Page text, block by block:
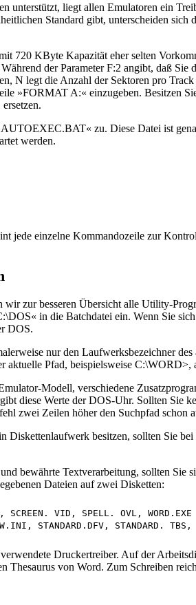
unterstützt, liegt allen Emulatoren ein
Standard gibt, unterscheiden
720 KByte Kapazität eher selten
der Parameter F:2 angibt, daß
N legt die Anzahl der Sektoren pro
»FORMAT A:« einzugeben. Besitzen
zu. Diese Datei ist
werden.
jede einzelne Kommandozeile zur
zur besseren Übersicht alle Utility-
in die Batchdatei ein. Wenn Sie
DOS.
nur den Laufwerksbezeichner
aktuelle Pfad, beispielsweise C:\WORD>,
Modell, verschiedene
diese Werte der DOS-Uhr. Sollten Sie
zwei Zeilen höher den Suchpfad
Diskettenlaufwerk besitzen, sollten Sie
bewährte Textverarbeitung, sollten
Dateien auf zwei Disketten:
VID, SPELL. OVL, WORD.EXE
Druckertreiber. Auf der
Thesaurus von Word. Zum Schreiben